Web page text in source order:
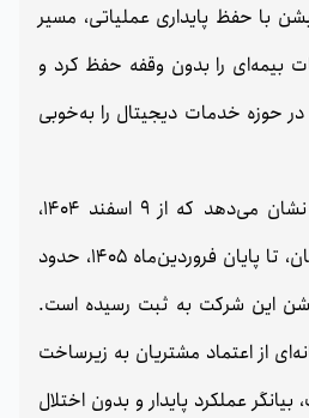
با حفظ پایداری عملیاتی، مسیر
بیمه‌ای را بدون وقفه حفظ کرد و
حوزه خدمات دیجیتال را به‌خوبی
بررسی آمارهای ثبت‌شده نشان می‌دهد که از 9 اسفند 1404،
هم‌زمان با آغاز جنگ رمضان، تا پایان فروردین‌ماه 1405، حدود
این شرکت به ثبت رسیده است.
از اعتماد مشتریان به زیرساخت
عملکرد پایدار و بدون اختلال